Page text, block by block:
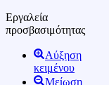
Εργαλεία
προσβασιμότητας
Αύξηση
κειμένου
Μείωση